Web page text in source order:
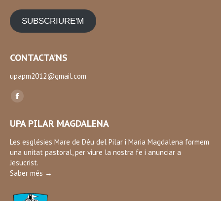
SUBSCRIURE'M
CONTACTA’NS
upapm2012@gmail.com
Find us on:
Facebook
opens
in
new
window
UPA PILAR MAGDALENA
Les esglésies Mare de Déu del Pilar i Maria Magdalena formem
una unitat pastoral, per viure la nostra fe i anunciar a
Jesucrist.
Saber més →